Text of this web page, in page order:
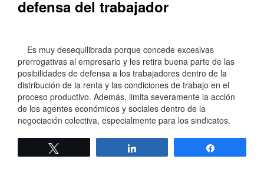
defensa del trabajador
Es muy desequilibrada porque concede excesivas
prerrogativas al empresario y les retira buena parte de las
posibilidades de defensa a los trabajadores dentro de la
distribución de la renta y las condiciones de trabajo en el
proceso productivo. Además, limita severamente la acción
de los agentes económicos y sociales dentro de la
negociación colectiva, especialmente para los sindicatos.